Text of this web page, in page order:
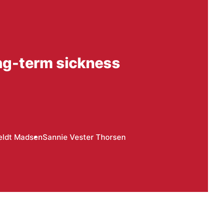
term sickness
MadsenSannie Vester Thorsen